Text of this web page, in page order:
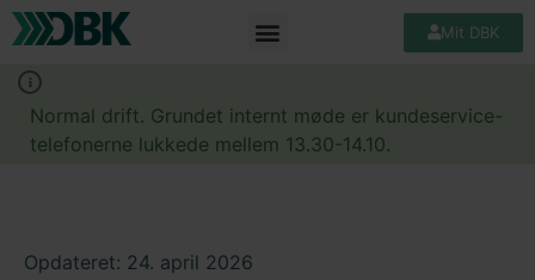
Mit DBK
Normal drift. Grundet internt møde er kundeservice-
telefonerne lukkede mellem 13.30-14.10.
Opdateret: 24. april 2026